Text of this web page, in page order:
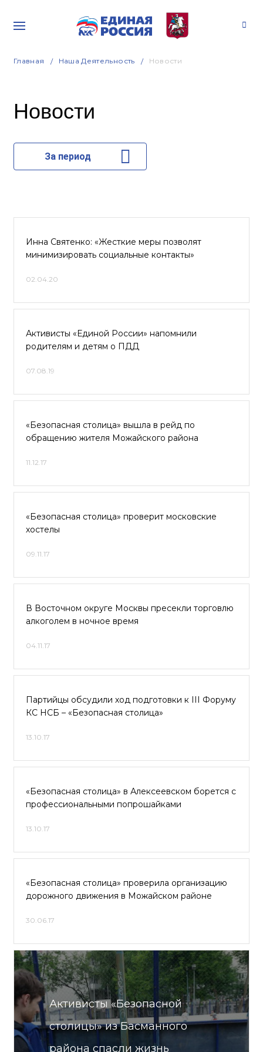
Главная Наша Деятельность Новости
Новости
За период
Инна Святенко: «Жесткие меры позволят
минимизировать социальные контакты»
02.04.20
Активисты «Единой России» напомнили
родителям и детям о ПДД
07.08.19
«Безопасная столица» вышла в рейд по
обращению жителя Можайского района
11.12.17
«Безопасная столица» проверит московские
хостелы
09.11.17
В Восточном округе Москвы пресекли торговлю
алкоголем в ночное время
04.11.17
Партийцы обсудили ход подготовки к III Форуму
КС НСБ – «Безопасная столица»
13.10.17
«Безопасная столица» в Алексеевском борется с
профессиональными попрошайками
13.10.17
«Безопасная столица» проверила организацию
дорожного движения в Можайском районе
30.06.17
Активисты «Безопасной
столицы» из Басманного
района спасли жизнь